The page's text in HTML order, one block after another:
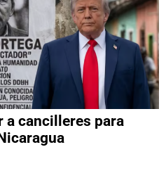
a cancilleres para